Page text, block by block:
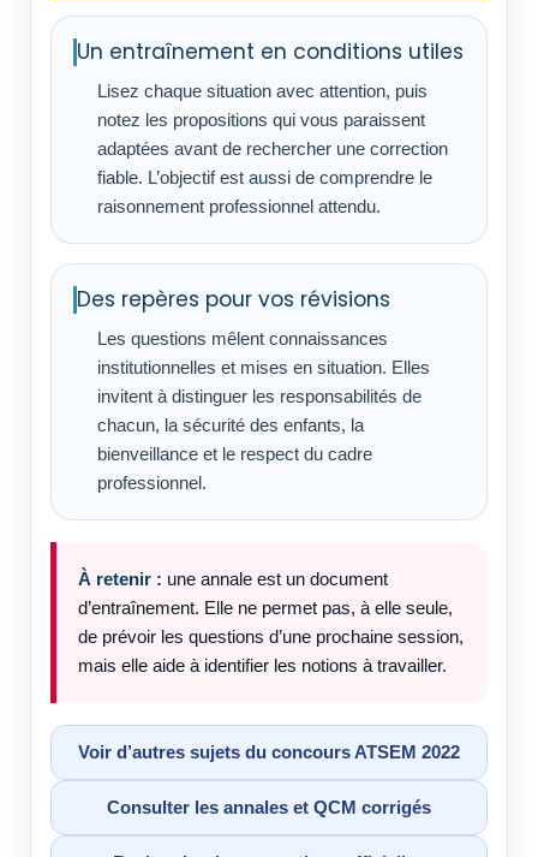
Un entraînement en conditions utiles
Lisez chaque situation avec attention, puis
notez les propositions qui vous paraissent
adaptées avant de rechercher une correction
fiable. L’objectif est aussi de comprendre le
raisonnement professionnel attendu.
Des repères pour vos révisions
Les questions mêlent connaissances
institutionnelles et mises en situation. Elles
invitent à distinguer les responsabilités de
chacun, la sécurité des enfants, la
bienveillance et le respect du cadre
professionnel.
À retenir : une annale est un document
d’entraînement. Elle ne permet pas, à elle seule,
de prévoir les questions d’une prochaine session,
mais elle aide à identifier les notions à travailler.
Voir d’autres sujets du concours ATSEM 2022
Consulter les annales et QCM corrigés